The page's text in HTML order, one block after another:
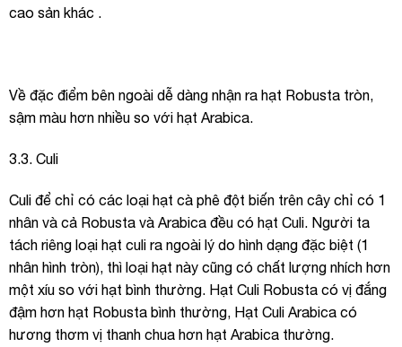
cao sản khác .
Về đặc điểm bên ngoài dễ dàng nhận ra hạt Robusta tròn,
sậm màu hơn nhiều so với hạt Arabica.
3.3. Culi
Culi để chỉ có các loại hạt cà phê đột biến trên cây chỉ có 1
nhân và cả Robusta và Arabica đều có hạt Culi. Người ta
tách riêng loại hạt culi ra ngoài lý do hình dạng đặc biệt (1
nhân hình tròn), thì loại hạt này cũng có chất lượng nhích hơn
một xíu so với hạt bình thường. Hạt Culi Robusta có vị đắng
đậm hơn hạt Robusta bình thường, Hạt Culi Arabica có
hương thơm vị thanh chua hơn hạt Arabica thường.